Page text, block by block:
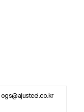
ogs@ajusteel.co.kr